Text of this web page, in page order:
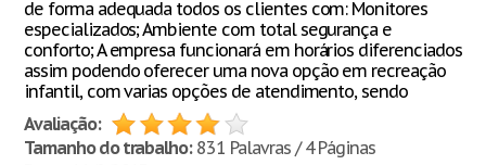
de forma adequada todos os clientes com: Monitores
especializados; Ambiente com total segurança e
conforto; A empresa funcionará em horários diferenciados
assim podendo oferecer uma nova opção em recreação
infantil, com varias opções de atendimento, sendo
Avaliação:
Tamanho do trabalho:831 Palavras / 4 Páginas